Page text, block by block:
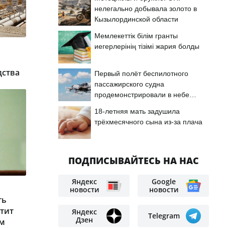
нелегально добывала золото в
Кызылординской области
Мемлекеттік білім гранты
иегерлерінің тізімі жария болды
Первый полёт беспилотного
пассажирского судна
продемонстрировали в небе
18-летняя мать задушила
трёхмесячного сына из-за плача
ПОДПИСЫВАЙТЕСЬ НА НАС
Яндекс
новости
Google
новости
Яндекс
Дзен
Telegram